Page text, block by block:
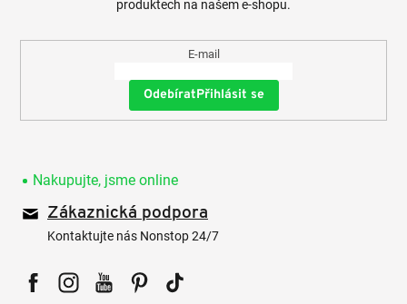
produktech na našem e-shopu.
E-mail
Přihlásit se
Nakupujte, jsme online
Zákaznická podpora
Kontaktujte nás Nonstop 24/7